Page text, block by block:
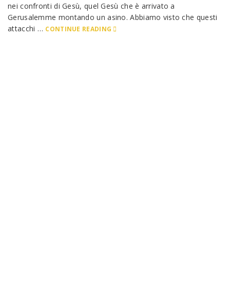
nei confronti di Gesù, quel Gesù che è arrivato a
Gerusalemme montando un asino. Abbiamo visto che questi
attacchi … CONTINUE READING